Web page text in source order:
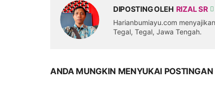
DIPOSTING OLEH RIZAL SR
Harianbumiayu.com
Tegal, Tegal, Jawa Tengah.
ANDA MUNGKIN MENYUKAI POSTINGAN